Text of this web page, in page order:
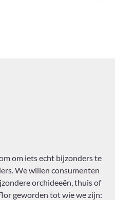
om iets echt bijzonders te
We willen consumenten
orchideeën, thuis of
geworden tot wie we zijn: